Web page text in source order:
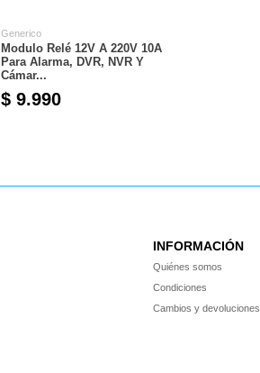
Generico
Modulo Relé 12V A 220V 10A
Para Alarma, DVR, NVR Y
Cámar...
$ 9.990
INFORMACIÓN
Quiénes somos
Condiciones
Cambios y devoluciones